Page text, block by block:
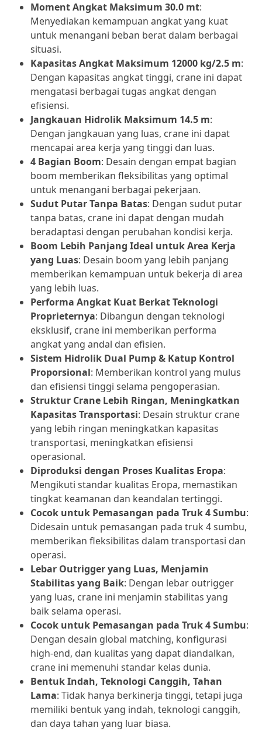
Moment Angkat Maksimum 30.0 mt:
Menyediakan kemampuan angkat yang kuat
untuk menangani beban berat dalam berbagai
situasi.
Kapasitas Angkat Maksimum 12000 kg/2.5 m:
Dengan kapasitas angkat tinggi, crane ini dapat
mengatasi berbagai tugas angkat dengan
efisiensi.
Jangkauan Hidrolik Maksimum 14.5 m:
Dengan jangkauan yang luas, crane ini dapat
mencapai area kerja yang tinggi dan luas.
4 Bagian Boom: Desain dengan empat bagian
boom memberikan fleksibilitas yang optimal
untuk menangani berbagai pekerjaan.
Sudut Putar Tanpa Batas: Dengan sudut putar
tanpa batas, crane ini dapat dengan mudah
beradaptasi dengan perubahan kondisi kerja.
Boom Lebih Panjang Ideal untuk Area Kerja
yang Luas: Desain boom yang lebih panjang
memberikan kemampuan untuk bekerja di area
yang lebih luas.
Performa Angkat Kuat Berkat Teknologi
Proprieternya: Dibangun dengan teknologi
eksklusif, crane ini memberikan performa
angkat yang andal dan efisien.
Sistem Hidrolik Dual Pump & Katup Kontrol
Proporsional: Memberikan kontrol yang mulus
dan efisiensi tinggi selama pengoperasian.
Struktur Crane Lebih Ringan, Meningkatkan
Kapasitas Transportasi: Desain struktur crane
yang lebih ringan meningkatkan kapasitas
transportasi, meningkatkan efisiensi
operasional.
Diproduksi dengan Proses Kualitas Eropa:
Mengikuti standar kualitas Eropa, memastikan
tingkat keamanan dan keandalan tertinggi.
Cocok untuk Pemasangan pada Truk 4 Sumbu:
Didesain untuk pemasangan pada truk 4 sumbu,
memberikan fleksibilitas dalam transportasi dan
operasi.
Lebar Outrigger yang Luas, Menjamin
Stabilitas yang Baik: Dengan lebar outrigger
yang luas, crane ini menjamin stabilitas yang
baik selama operasi.
Cocok untuk Pemasangan pada Truk 4 Sumbu:
Dengan desain global matching, konfigurasi
high-end, dan kualitas yang dapat diandalkan,
crane ini memenuhi standar kelas dunia.
Bentuk Indah, Teknologi Canggih, Tahan
Lama: Tidak hanya berkinerja tinggi, tetapi juga
memiliki bentuk yang indah, teknologi canggih,
dan daya tahan yang luar biasa.